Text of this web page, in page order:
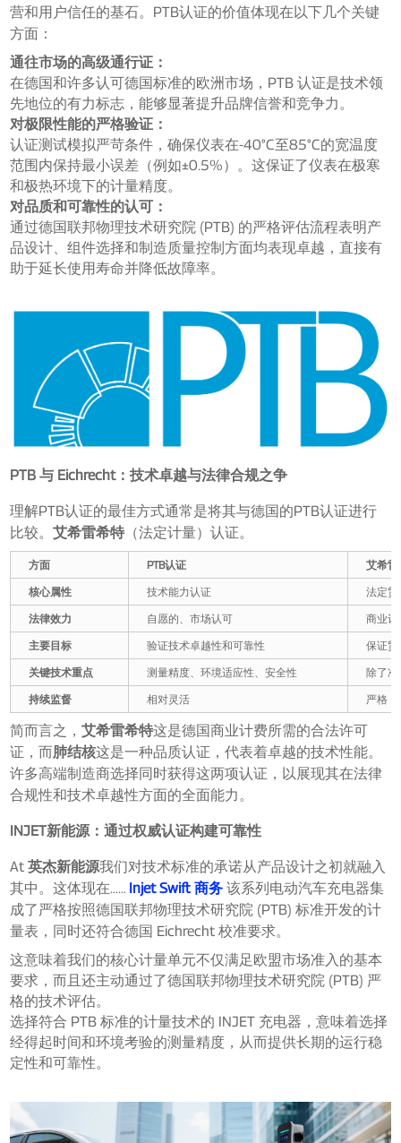
营和用户信任的基石。PTB认证的价值体现在以下几个关键
方面：
通往市场的高级通行证：
在德国和许多认可德国标准的欧洲市场，PTB 认证是技术领
先地位的有力标志，能够显著提升品牌信誉和竞争力。
对极限性能的严格验证：
认证测试模拟严苛条件，确保仪表在-40°C至85°C的宽温度
范围内保持最小误差（例如±0.5%）。这保证了仪表在极寒
和极热环境下的计量精度。
对品质和可靠性的认可：
通过德国联邦物理技术研究院 (PTB) 的严格评估流程表明产
品设计、组件选择和制造质量控制方面均表现卓越，直接有
助于延长使用寿命并降低故障率。
PTB 与 Eichrecht：技术卓越与法律合规之争
理解PTB认证的最佳方式通常是将其与德国的PTB认证进行
比较。艾希雷希特（法定计量）认证。
方面 PTB认证
艾希
核心属性
技术能力认证
法定
法律效力
自愿的、市场认可
商业
主要目标
验证技术卓越性和可靠性
保证
关键技术重点
测量精度、环境适应性、安全性
除了
持续监督
相对灵活 严格
简而言之，艾希雷希特这是德国商业计费所需的合法许可
证，而肺结核这是一种品质认证，代表着卓越的技术性能。
许多高端制造商选择同时获得这两项认证，以展现其在法律
合规性和技术卓越性方面的全面能力。
INJET新能源：通过权威认证构建可靠性
At英杰新能源我们对技术标准的承诺从产品设计之初就融入
其中。这体现在…… Injet Swift 商务 该系列电动汽车充电器集
成了严格按照德国联邦物理技术研究院 (PTB) 标准开发的计
量表，同时还符合德国 Eichrecht 校准要求。
这意味着我们的核心计量单元不仅满足欧盟市场准入的基本
要求，而且还主动通过了德国联邦物理技术研究院 (PTB) 严
格的技术评估。
选择符合 PTB 标准的计量技术的 INJET 充电器，意味着选择
经得起时间和环境考验的测量精度，从而提供长期的运行稳
定性和可靠性。